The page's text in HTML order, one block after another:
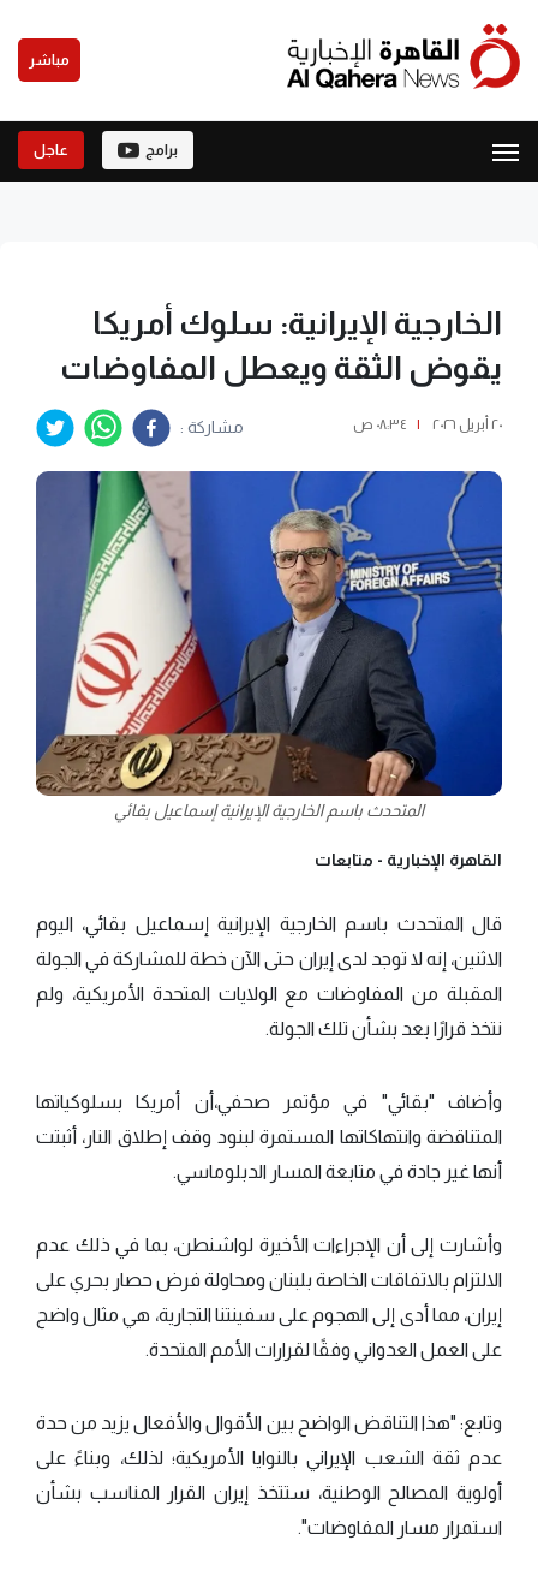
مباشر
برامج عاجل
الخارجية الإيرانية: سلوك أمريكا
يقوض الثقة ويعطل المفاوضات
٢٠ أبريل ٢٠٢٦ | ٠٨:٣٤ ص مشاركة :
المتحدث باسم الخارجية الإيرانية إسماعيل بقائي
القاهرة الإخبارية - متابعات
قال المتحدث باسم الخارجية الإيرانية إسماعيل بقائي، اليوم
الاثنين، إنه لا توجد لدى إيران حتى الآن خطة للمشاركة في الجولة
المقبلة من المفاوضات مع الولايات المتحدة الأمريكية، ولم
نتخذ قرارًا بعد بشأن تلك الجولة.
وأضاف "بقائي" في مؤتمر صحفي،أن أمريكا بسلوكياتها
المتناقضة وانتهاكاتها المستمرة لبنود وقف إطلاق النار، أثبتت
أنها غير جادة في متابعة المسار الدبلوماسي.
وأشارت إلى أن الإجراءات الأخيرة لواشنطن، بما في ذلك عدم
الالتزام بالاتفاقات الخاصة بلبنان ومحاولة فرض حصار بحري على
إيران، مما أدى إلى الهجوم على سفينتنا التجارية، هي مثال واضح
على العمل العدواني وفقًا لقرارات الأمم المتحدة.
وتابع: "هذا التناقض الواضح بين الأقوال والأفعال يزيد من حدة
عدم ثقة الشعب الإيراني بالنوايا الأمريكية؛ لذلك، وبناءً على
أولوية المصالح الوطنية، ستتخذ إيران القرار المناسب بشأن
استمرار مسار المفاوضات".